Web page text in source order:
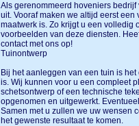
Als gerenommeerd hoveniers
uit. Vooraf maken we altijd eerst
maatwerk is. Zo krijgt u een volledig
voorbeelden van deze diensten.
contact met ons op!
Tuinontwerp
Bij het aanleggen van een tuin is
is. Wij kunnen voor u een compleet
schetsontwerp of een technische
opgenomen en uitgewerkt.
Samen met u zullen we uw wensen
het gewenste resultaat te komen.